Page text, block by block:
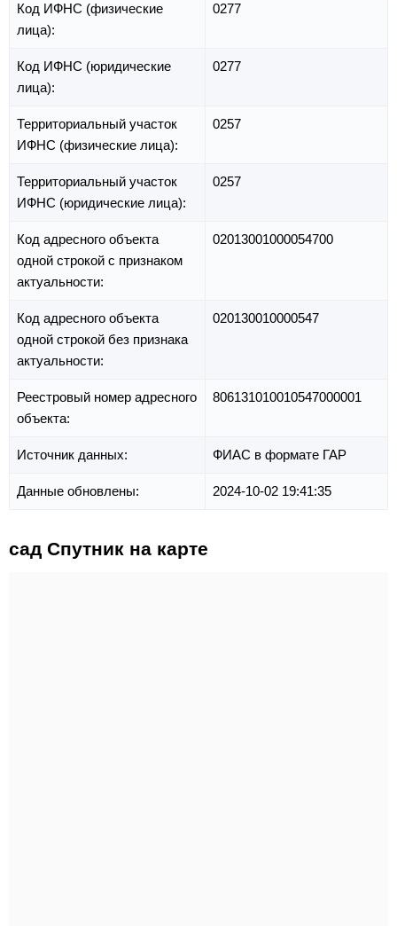
Код ИФНС (физические
лица):
0277
Код ИФНС (юридические
лица):
0277
Территориальный участок
ИФНС (физические лица):
0257
Территориальный участок
ИФНС (юридические лица):
0257
Код адресного объекта
одной строкой с признаком
актуальности:
02013001000054700
Код адресного объекта
одной строкой без признака
актуальности:
020130010000547
Реестровый номер адресного
объекта:
806131010010547000001
Источник данных: ФИАС в формате ГАР
Данные обновлены: 2024-10-02 19:41:35
сад Спутник на карте